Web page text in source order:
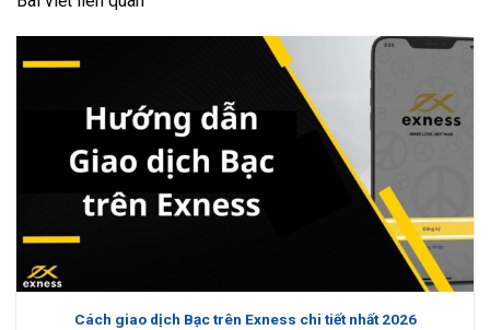
Cách giao dịch Bạc trên Exness chi tiết nhất 2026